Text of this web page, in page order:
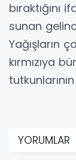
bıraktığını
sunan
Yağışların
kırmızıya
YORUMLAR